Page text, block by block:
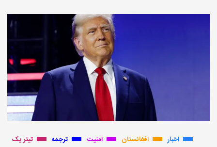
اخبار افغانستان امنیت ترجمه تیتر یک